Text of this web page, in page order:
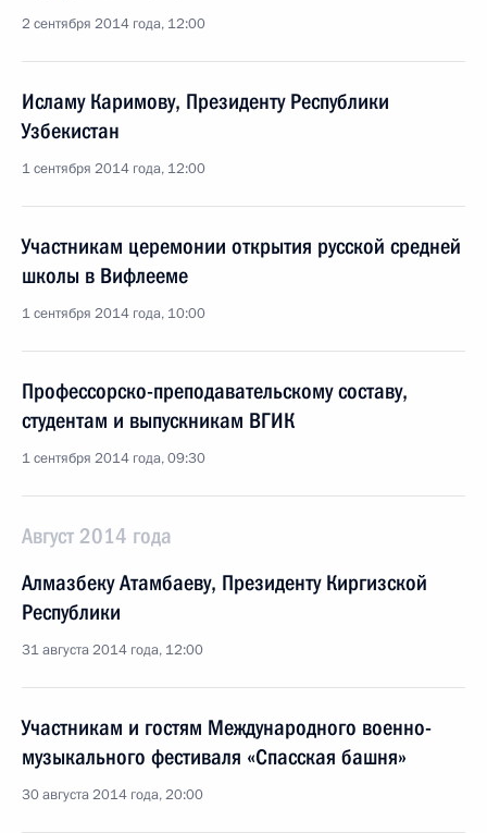
2 сентября 2014 года, 12:00
Исламу Каримову, Президенту Республики
Узбекистан
1 сентября 2014 года, 12:00
Участникам церемонии открытия русской средней
школы в Вифлееме
1 сентября 2014 года, 10:00
Профессорско-преподавательскому составу,
студентам и выпускникам ВГИК
1 сентября 2014 года, 09:30
Август 2014 года
Алмазбеку Атамбаеву, Президенту Киргизской
Республики
31 августа 2014 года, 12:00
Участникам и гостям Международного военно-
музыкального фестиваля «Спасская башня»
30 августа 2014 года, 20:00